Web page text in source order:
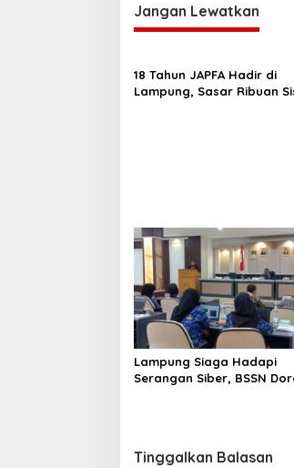
i
g
a
s
Jangan Lewatkan
18 Tahun JAPFA Hadir di
Lampung, Sasar Ribuan
Lampung Siaga Hadapi
Serangan Siber, BSSN
Tinggalkan Balasan